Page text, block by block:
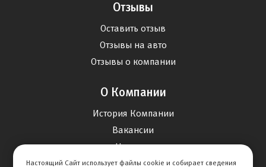
Отзывы
Оставить отзыв
Отзывы на авто
Отзывы о компании
О Компании
История Компании
Вакансии
Новости
Настоящий Сайт использует файлы cookie и собирает сведения